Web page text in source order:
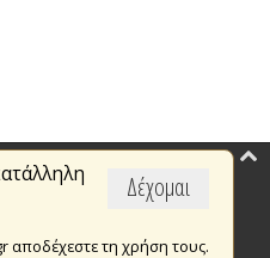
Δέχομαι
αποδέχεστε τη χρήση τους.